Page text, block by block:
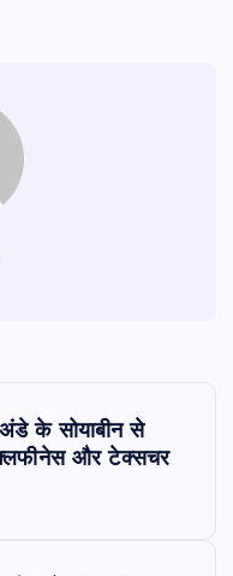
के सोयाबीन से
और टेक्सचर